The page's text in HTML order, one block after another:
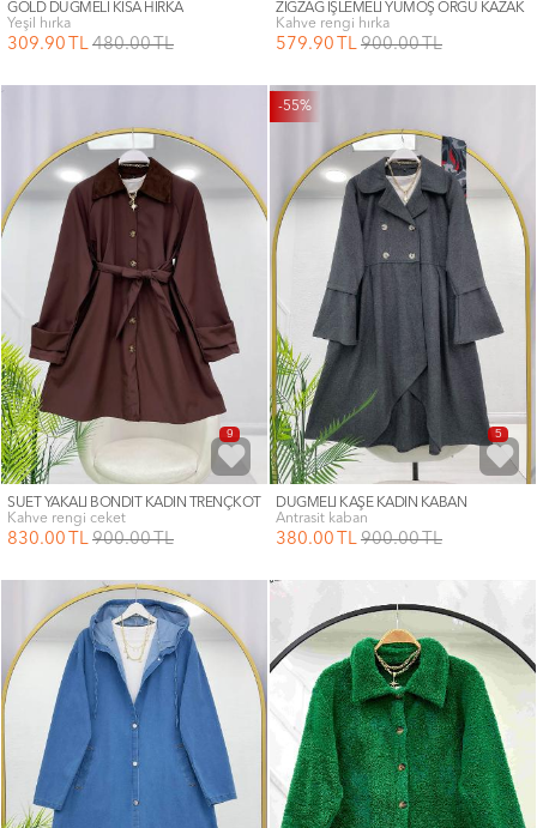
GOLD DÜĞMELİ KISA HIRKA
yeşil hırka
309.90 TL 480.00TL
ZİGZAG İŞLEMELİ YUMOŞ ÖRGÜ KAZAK
kahve rengi hırka
579.90 TL 900.00TL
9
SÜET YAKALI BONDİT KADIN TRENÇKOT
kahve rengi ceket
830.00 TL 900.00TL
-55%
5
DÜĞMELİ KAŞE KADIN KABAN
antrasit kaban
380.00 TL 900.00TL